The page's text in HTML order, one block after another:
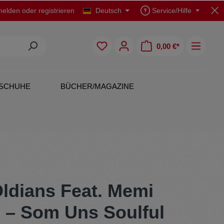
oder registrieren Deutsch Service/Hilfe
0,00 €*
BÜCHER/MAGAZINE
Originals
Rock
Feat. Memi
– Som Uns Soulful